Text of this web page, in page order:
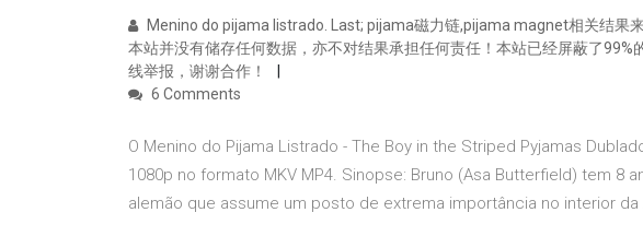
Menino do pijama listrado. Last; pijama磁力链,pijama magnet相关结果
本站并没有储存任何数据，亦不对结果承担任何责任！本站已经屏蔽了
线举报，谢谢合作！
6 Comments
O Menino do Pijama Listrado - The Boy in the Striped Pyjamas
1080p no formato MKV MP4. Sinopse: Bruno (Asa Butterfield) tem 8
alemão que assume um posto de extrema importância no interior da